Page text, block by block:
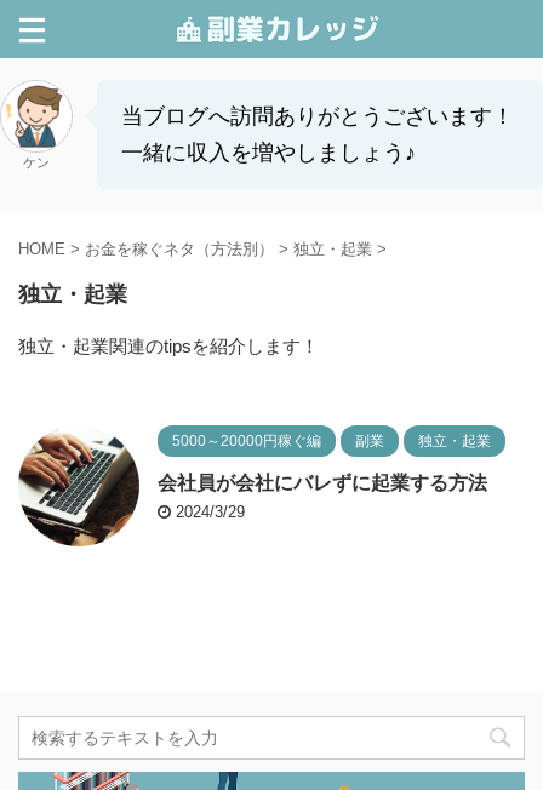
ケン
当ブログへ訪問ありがとうございます！
一緒に収入を増やしましょう♪
HOME > お金を稼ぐネタ（方法別） > 独立・起業 >
独立・起業
独立・起業関連のtipsを紹介します！
5000～20000円稼ぐ編 副業 独立・起業
会社員が会社にバレずに起業する方法
2024/3/29